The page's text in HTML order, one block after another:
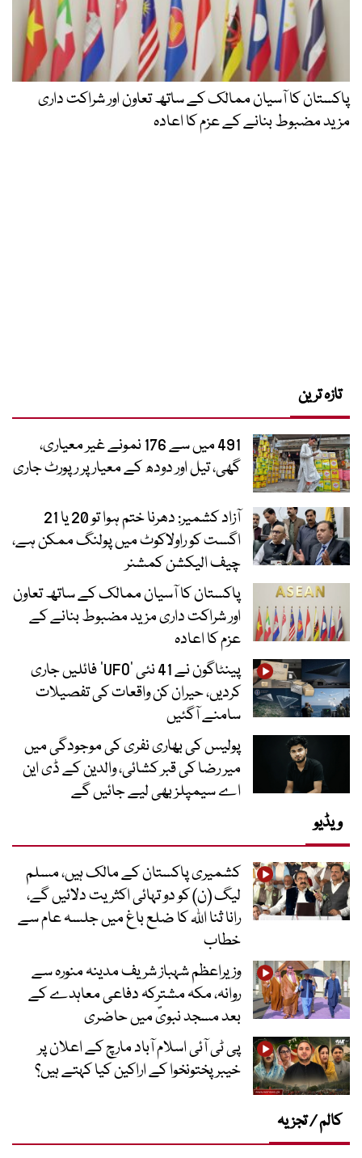
پاکستان کا آسیان ممالک کے ساتھ تعاون اور شراکت داری
مزید مضبوط بنانے کے عزم کا اعادہ
تازہ ترین
491 میں سے 176 نمونے غیر معیاری،
گھی، تیل اور دودھ کے معیار پر رپورٹ جاری
آزاد کشمیر: دھرنا ختم ہوا تو 20 یا 21
اگست کو راولاکوٹ میں پولنگ ممکن ہے،
چیف الیکشن کمشنر
پاکستان کا آسیان ممالک کے ساتھ تعاون
اور شراکت داری مزید مضبوط بنانے کے
عزم کا اعادہ
پینٹاگون نے 41 نئی ’UFO‘ فائلیں جاری
کردیں، حیران کن واقعات کی تفصیلات
سامنے آگئیں
پولیس کی بھاری نفری کی موجودگی میں
میر رضا کی قبر کشائی، والدین کے ڈی این
اے سیمپلز بھی لیے جائیں گے
ویڈیو
کشمیری پاکستان کے مالک ہیں، مسلم
لیگ (ن) کو دو تہائی اکثریت دلائیں گے،
رانا ثنا اللہ کا ضلع باغ میں جلسہ عام سے
خطاب
وزیراعظم شہباز شریف مدینہ منورہ سے
روانہ، مکہ مشترکہ دفاعی معاہدے کے
بعد مسجد نبویؐ میں حاضری
پی ٹی آئی اسلام آباد مارچ کے اعلان پر
خیبر پختونخوا کے اراکین کیا کہتے ہیں؟
کالم / تجزیہ